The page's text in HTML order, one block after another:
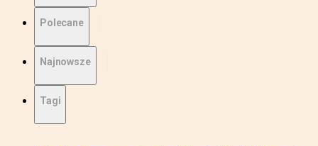
Polecane
Najnowsze
Tagi